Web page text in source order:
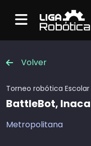
Menu
Volver
Torneo robótica Escolar
BattleBot,
Metropolitana